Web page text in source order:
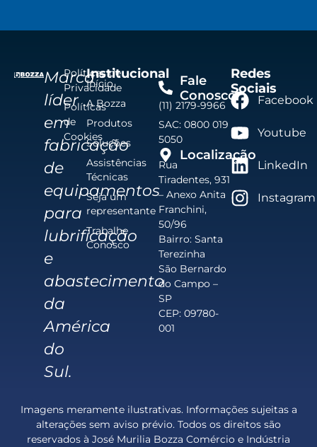
Marca
líder
em
fabricação
de
equipamentos
para
lubrificação
e
abastecimento
da
América
do
Sul.
Políticas de
Privacidade
Políticas
de
Cookies
Institucional
Início
A Bozza
Produtos
Soluções
Assistências
Técnicas
Seja um
representante
Trabalhe
Conosco
Localização
Rua
Tiradentes, 931
– Anexo Anita
Franchini,
50/96
Bairro: Santa
Terezinha
São Bernardo
do Campo –
SP
CEP: 09780-
001
Fale
Conosco
(11) 2179-9966
SAC: 0800 019
5050
Redes
Sociais
Facebook
Youtube
LinkedIn
Instagram
Imagens meramente ilustrativas. Informações sujeitas a
alterações sem aviso prévio. Todos os direitos são
reservados à José Murilia Bozza Comércio e Indústria